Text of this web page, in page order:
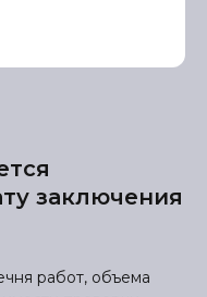
заключения
работ, объема